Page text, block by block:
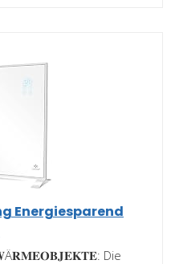
Energiesparend
Die